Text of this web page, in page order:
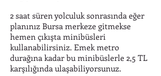
2 saat süren yolculuk sonrasında eğer
planınız Bursa merkeze gitmekse
hemen çıkışta minibüsleri
kullanabilirsiniz. Emek metro
durağına kadar bu minibüslerle 2,5 TL
karşılığında ulaşabiliyorsunuz.